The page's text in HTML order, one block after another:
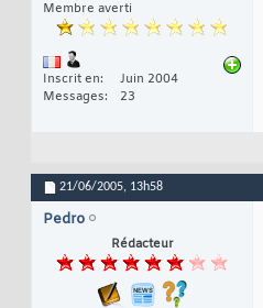
Membre averti
Inscrit en
Juin 2004
Messages
23
21/06/2005, 13h58
Pedro
Rédacteur